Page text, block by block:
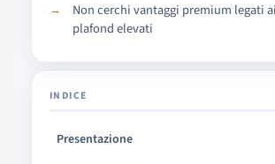
Non cerchi vantaggi premium legati
plafond elevati
INDICE
Presentazione